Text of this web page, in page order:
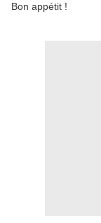
Bon appétit !